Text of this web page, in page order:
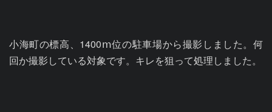
小海町の標高、1400ⅿ位の駐車場から撮影しました。何
回か撮影している対象です。キレを狙って処理しました。